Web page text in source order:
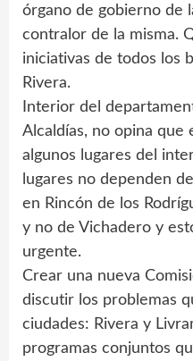
órgano de gobierno de
contralor de la misma.
iniciativas de todos los
Rivera.
Interior del
Alcaldías, no opina que
algunos lugares del
lugares no dependen
en Rincón de los
y no de Vichadero y
urgente.
Crear una nueva
discutir los problemas
ciudades: Rivera y
programas conjuntos